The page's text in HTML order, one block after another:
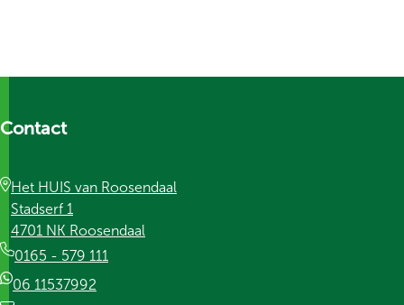
Contact
Het HUIS van Roosendaal
Stadserf 1
4701 NK Roosendaal
0165 - 579 111
06 11537992